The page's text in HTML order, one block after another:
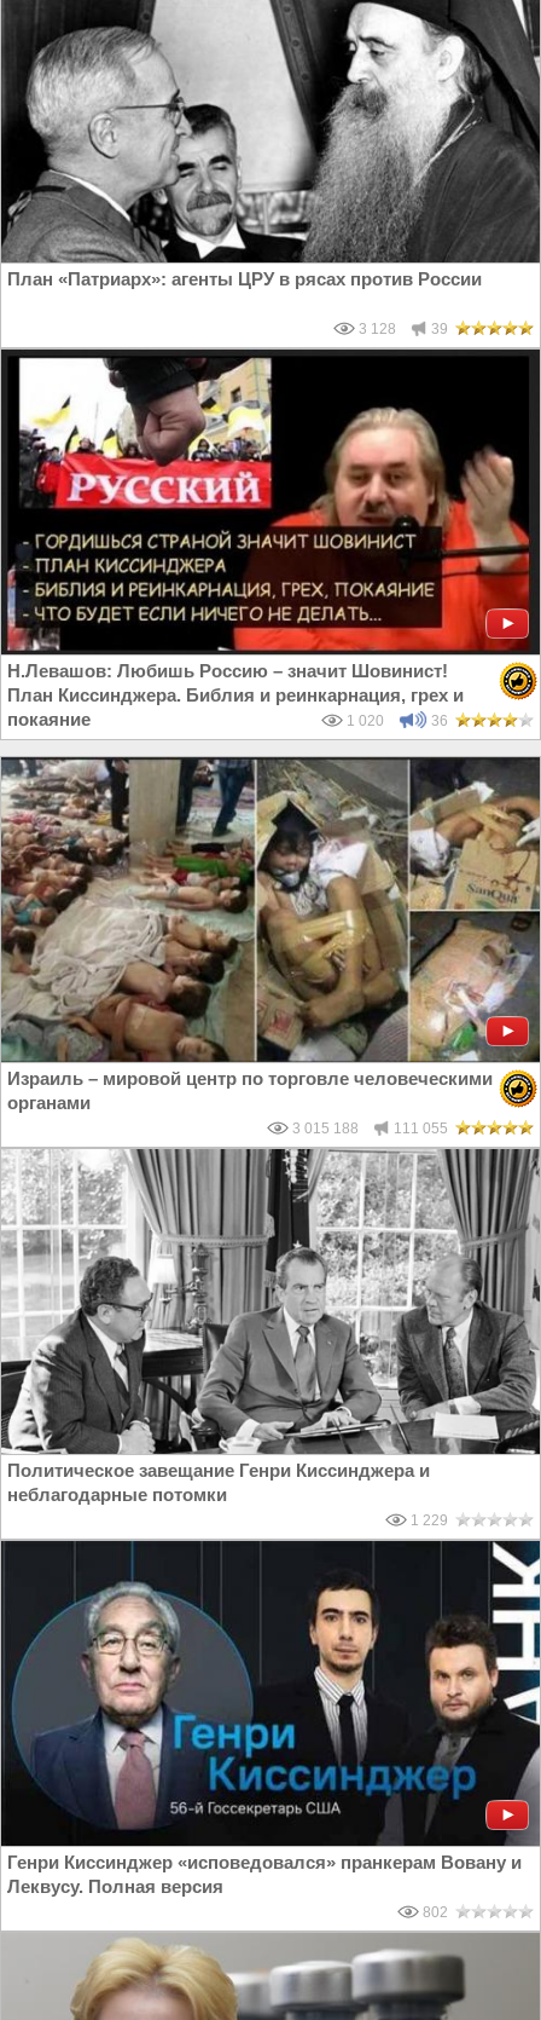
План «Патриарх»: агенты ЦРУ в рясах против России
3 128 39
Н.Левашов: Любишь Россию – значит Шовинист!
План Киссинджера. Библия и реинкарнация, грех и
покаяние
1 020 36
Израиль – мировой центр по торговле человеческими
органами
3 015 188 111 055
Политическое завещание Генри Киссинджера и
неблагодарные потомки
1 229
Генри Киссинджер «исповедовался» пранкерам Вовану и
Леквусу. Полная версия
802